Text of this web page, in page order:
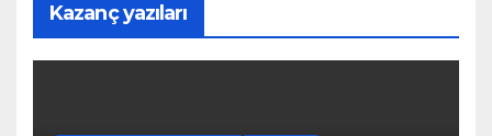
Kazanç yazıları